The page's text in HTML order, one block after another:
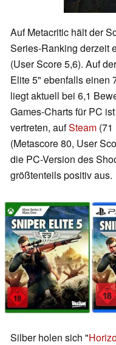
Auf Metacritic hält der
Series-Ranking derzeit
(User Score 5,6). Auf
Elite 5" ebenfalls einen
liegt aktuell bei 6,1
Games-Charts für PC
vertreten, aufSteam (71
(Metascore 80, User
die PC-Version des
größtenteils positiv aus.
Silber holen sich "